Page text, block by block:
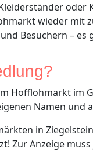
oder
wieder mit
Besuchern –
Hofflohmarkt im
Namen und
in
Zur Anzeige